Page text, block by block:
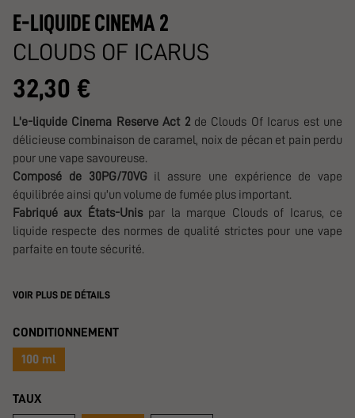
E-LIQUIDE CINEMA 2
CLOUDS OF ICARUS
32,30 €
L'e-liquide Cinema Reserve Act 2de Clouds Of Icarus est une
délicieuse combinaison de caramel, noix de pécan et pain perdu
pour une vape savoureuse.
Composé de 30PG/70VG il assure une expérience de vape
équilibrée ainsi qu'un volume de fumée plus important.
Fabriqué aux États-Unis par la marque Clouds of Icarus, ce
liquide respecte des normes de qualité strictes pour une vape
parfaite en toute sécurité.
VOIR PLUS DE DÉTAILS
CONDITIONNEMENT
100 ml
TAUX